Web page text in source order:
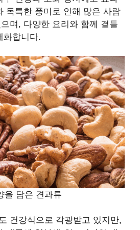
독특한 풍미로 인해 많은 사람
며, 다양한 요리와 함께 곁들
화합니다.
을 담은 견과류
건강식으로 각광받고 있지만,